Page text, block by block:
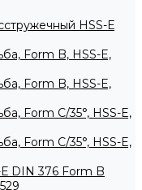
HSS-Е
Form B, HSS-E,
Form B, HSS-E,
Form С/35°, HSS-E,
Form С/35°, HSS-E,
DIN 376 Form B